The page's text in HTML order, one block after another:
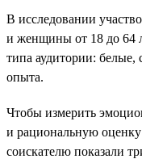
В исследовании
и женщины от 18 до 64
типа аудитории:
опыта.
Чтобы измерить
и рациональную
соискателю показали